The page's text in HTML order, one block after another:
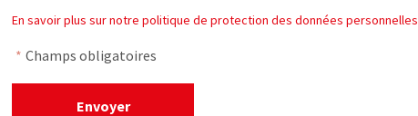
En savoir plus sur notre politique de protection des données personnelles
* Champs obligatoires
Envoyer